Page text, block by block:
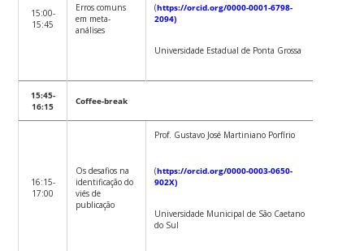
15:00-
15:45
Erros comuns
em meta-
análises
(https://orcid.org/0000-0001-6798-
2094)
Universidade Estadual de Ponta Grossa
15:45-
16:15
Coffee-break
16:15-
17:00
Os desafios na
identificação do
viés de
publicação
Prof. Gustavo José Martiniano Porfírio
(https://orcid.org/0000-0003-0650-
902X)
Universidade Municipal de São Caetano
do Sul